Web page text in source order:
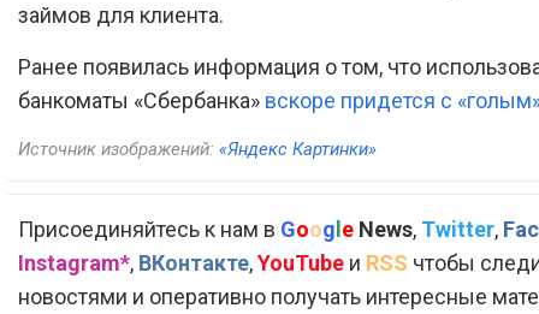
займов для клиента.
Ранее появилась информация о том, что
банкоматы «Сбербанка» вскоре придется с
Источник изображений: «Яндекс Картинки»
Присоединяйтесь к нам в Google News, Twitter,
Instagram*, ВКонтакте,YouTube и RSS чтобы
новостями и оперативно получать интересные